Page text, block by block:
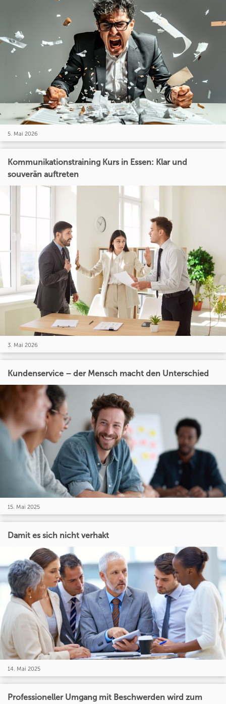
5. Mai 2026
Kommunikationstraining Kurs in Essen: Klar und
souverän auftreten
3. Mai 2026
Kundenservice – der Mensch macht den Unterschied
15. Mai 2025
Damit es sich nicht verhakt
14. Mai 2025
Professioneller Umgang mit Beschwerden wird zum